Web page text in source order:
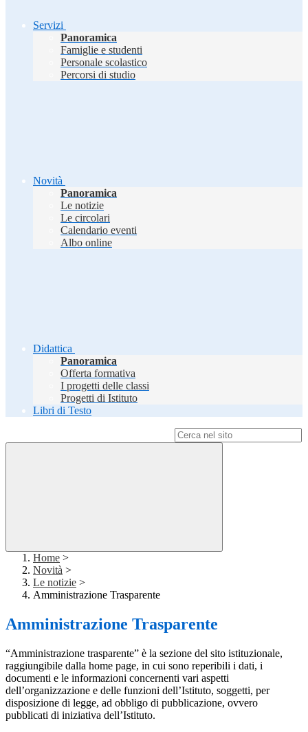
Servizi
Panoramica
Famiglie e studenti
Personale scolastico
Percorsi di studio
Novità
Panoramica
Le notizie
Le circolari
Calendario eventi
Albo online
Didattica
Panoramica
Offerta formativa
I progetti delle classi
Progetti di Istituto
Libri di Testo
Home >
Novità >
Le notizie >
Amministrazione Trasparente
Amministrazione Trasparente
“Amministrazione trasparente” è la sezione del sito istituzionale,
raggiungibile dalla home page, in cui sono reperibili i dati, i
documenti e le informazioni concernenti vari aspetti
dell’organizzazione e delle funzioni dell’Istituto, soggetti, per
disposizione di legge, ad obbligo di pubblicazione, ovvero
pubblicati di iniziativa dell’Istituto.